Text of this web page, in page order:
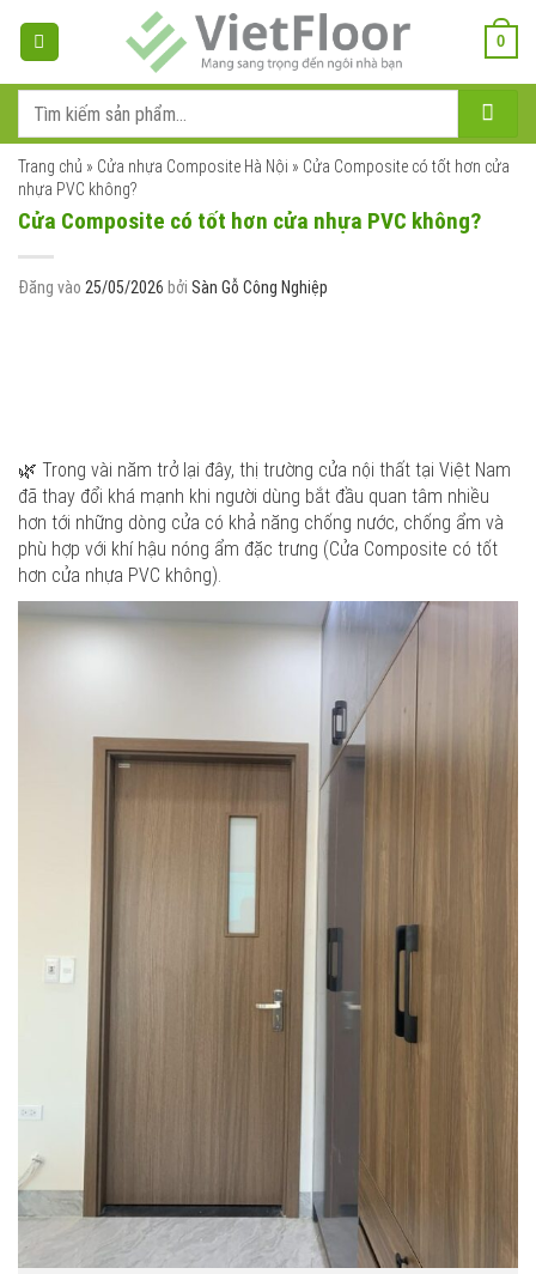
dung
0
kiếm:
Trang chủ » Cửa nhựa Composite Hà Nội » Cửa Composite có tốt hơn cửa
nhựa PVC không?
Cửa Composite có tốt hơn cửa nhựa PVC không?
Đăng vào 25/05/2026 bởi Sàn Gỗ Công Nghiệp
🌿 Trong vài năm trở lại đây, thị trường cửa nội thất tại Việt Nam
đã thay đổi khá mạnh khi người dùng bắt đầu quan tâm nhiều
hơn tới những dòng cửa có khả năng chống nước, chống ẩm và
phù hợp với khí hậu nóng ẩm đặc trưng (Cửa Composite có tốt
hơn cửa nhựa PVC không).